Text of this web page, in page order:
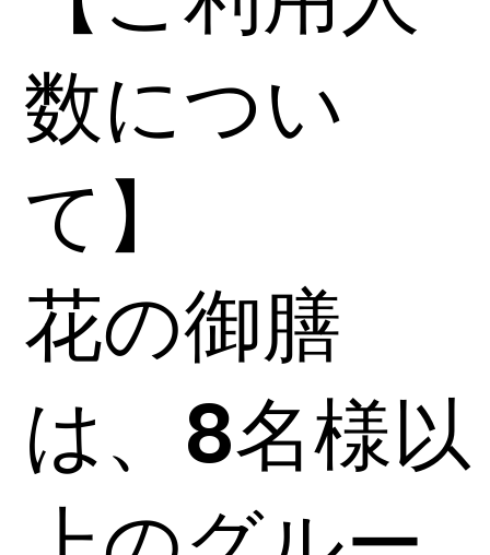
数につい
て】​
花の御膳
は、8名様以